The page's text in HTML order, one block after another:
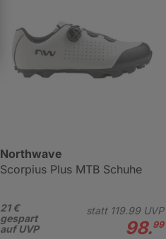
Northwave
Scorpius Plus MTB Schuhe
21 €
gespart
auf UVP
statt 119.99UVP
98.99